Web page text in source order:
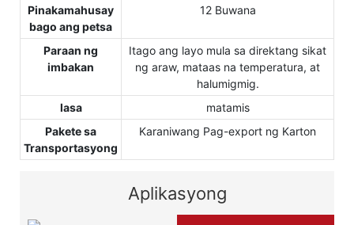
Pinakamahusay
bago ang petsa
12 Buwana
Paraan ng
imbakan
Itago ang layo mula sa direktang sikat
ng araw, mataas na temperatura, at
halumigmig.
lasa
matamis
Pakete sa
Transportasyong
Karaniwang Pag-export ng Karton
Aplikasyong